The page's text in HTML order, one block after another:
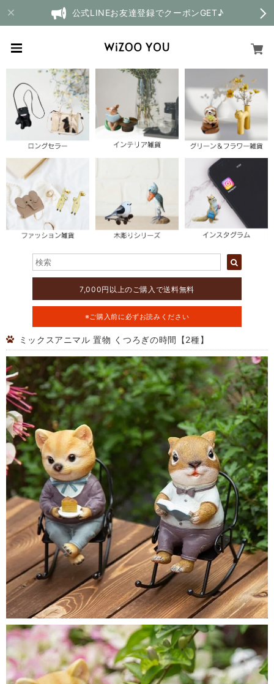
公式LINEお友達登録でクーポンGET♪
7,000円以上のご購入で送料無料
※ご購入前に必ずお読みください
ミックスアニマル 置物 くつろぎの時間【2種】